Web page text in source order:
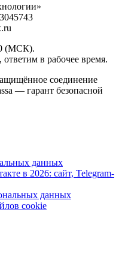
(МСК).
в рабочее время.
соединение
— гарант безопасной
данных
в 2026: сайт, Telegram-
данных
cookie